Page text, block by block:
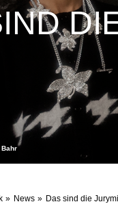
News Das sind die